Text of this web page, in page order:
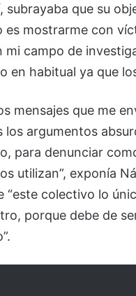
subrayaba que su
es mostrarme con
mi campo de
en habitual ya que
mensajes que me
los argumentos
para denunciar
utilizan”, exponía
“este colectivo lo
porque debe de